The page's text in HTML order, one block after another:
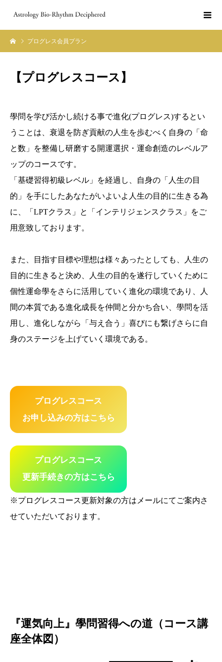
プログレス会員プラン
【プログレスコース 】
學問を学び活かし続ける事で進化(プログレス)するとい
うことは、衰退を防ぎ貢献の人生を歩むべく自身の「命
と数」を整備し研磨する開運選択・運命創造のレベルア
ップのコースです。
「基礎習得初級レベル」を経過し、自身の「人生の目
的」を手にしたあなたがいよいよ人生の目的に生きる為
に、「LPTクラス」と「インテリジェンスクラス」をご
用意致しております。
また、目指す目標や理想は様々あったとしても、人生の
目的に生きると決め、人生の目的を遂行していくために
個性運命學をさらに活用していく進化の環境であり、人
間の本質である進化成長を仲間と分かち合い、學問を活
用し、進化しながら「与え合う」喜びにも繋げさらに自
身のステージを上げていく環境である。
プログレスコース
お申し込みの方はこちら
プログレスコース
更新手続きの方はこちら
※プログレスコース更新対象の方はメールにてご案内さ
せていただいております。
『運気向上』學問習得への道 （コース講
座全体図）